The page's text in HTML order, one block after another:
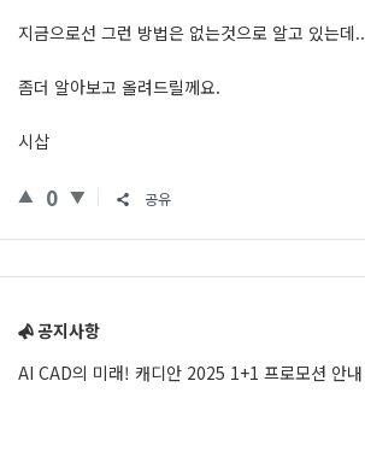
지금으로선 그런 방법은 없는것으로 알고 있는데..
좀더 알아보고 올려드릴께요.
시삽
0 공유
공지사항
AI CAD의 미래! 캐디안 2025 1+1 프로모션 안내